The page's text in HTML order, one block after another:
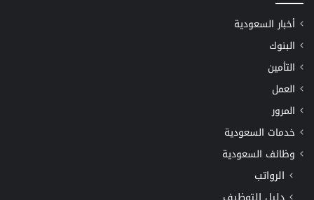
أخبار السعودية
البنوك
التأمين
العمل
المرور
خدمات السعودية
وظائف السعودية
الرواتب